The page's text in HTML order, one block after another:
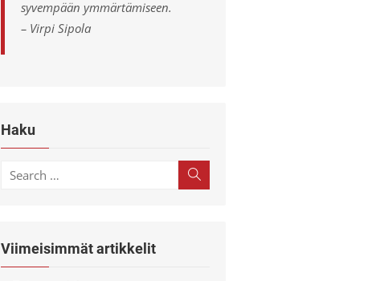
syvempään ymmärtämiseen.
– Virpi Sipola
Haku
Search
Viimeisimmät artikkelit